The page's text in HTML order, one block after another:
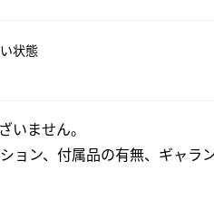
状態
いません。
ョン、付属品の有無、ギャラ